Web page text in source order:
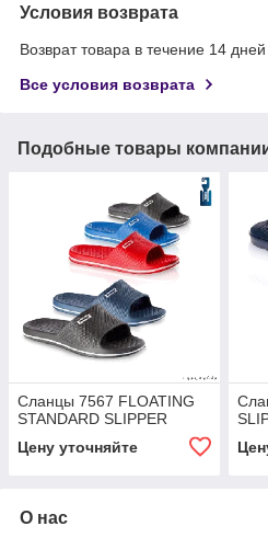
Условия возврата
Возврат товара в течение 14
Все условия возврата
Подобные товары
Сланцы 7567 FLOATING
STANDARD SLIPPER
Цену уточняйте
О нас